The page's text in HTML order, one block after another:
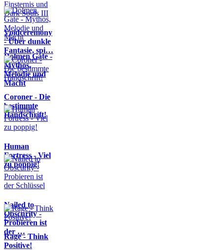
Voidceremony
- Über dunkle
Fantasie, spi…
Dolmen Gate -
Mythos,
Melodie und
Macht
Coroner - Die
bestimmte
Handschrift!
Human
Fortress - Viel
zu poppig!
Nailed to
Obscurity -
Probieren ist
der …
Rage - Think
Positive!